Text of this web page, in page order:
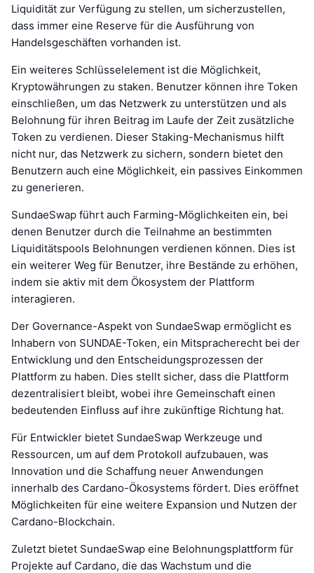
Liquidität zur Verfügung zu stellen, um sicherzustellen,
dass immer eine Reserve für die Ausführung von
Handelsgeschäften vorhanden ist.
Ein weiteres Schlüsselelement ist die Möglichkeit,
Kryptowährungen zu staken. Benutzer können ihre Token
einschließen, um das Netzwerk zu unterstützen und als
Belohnung für ihren Beitrag im Laufe der Zeit zusätzliche
Token zu verdienen. Dieser Staking-Mechanismus hilft
nicht nur, das Netzwerk zu sichern, sondern bietet den
Benutzern auch eine Möglichkeit, ein passives Einkommen
zu generieren.
SundaeSwap führt auch Farming-Möglichkeiten ein, bei
denen Benutzer durch die Teilnahme an bestimmten
Liquiditätspools Belohnungen verdienen können. Dies ist
ein weiterer Weg für Benutzer, ihre Bestände zu erhöhen,
indem sie aktiv mit dem Ökosystem der Plattform
interagieren.
Der Governance-Aspekt von SundaeSwap ermöglicht es
Inhabern von SUNDAE-Token, ein Mitspracherecht bei der
Entwicklung und den Entscheidungsprozessen der
Plattform zu haben. Dies stellt sicher, dass die Plattform
dezentralisiert bleibt, wobei ihre Gemeinschaft einen
bedeutenden Einfluss auf ihre zukünftige Richtung hat.
Für Entwickler bietet SundaeSwap Werkzeuge und
Ressourcen, um auf dem Protokoll aufzubauen, was
Innovation und die Schaffung neuer Anwendungen
innerhalb des Cardano-Ökosystems fördert. Dies eröffnet
Möglichkeiten für eine weitere Expansion und Nutzen der
Cardano-Blockchain.
Zuletzt bietet SundaeSwap eine Belohnungsplattform für
Projekte auf Cardano, die das Wachstum und die